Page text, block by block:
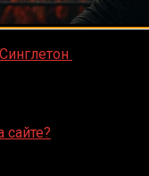
сайте?